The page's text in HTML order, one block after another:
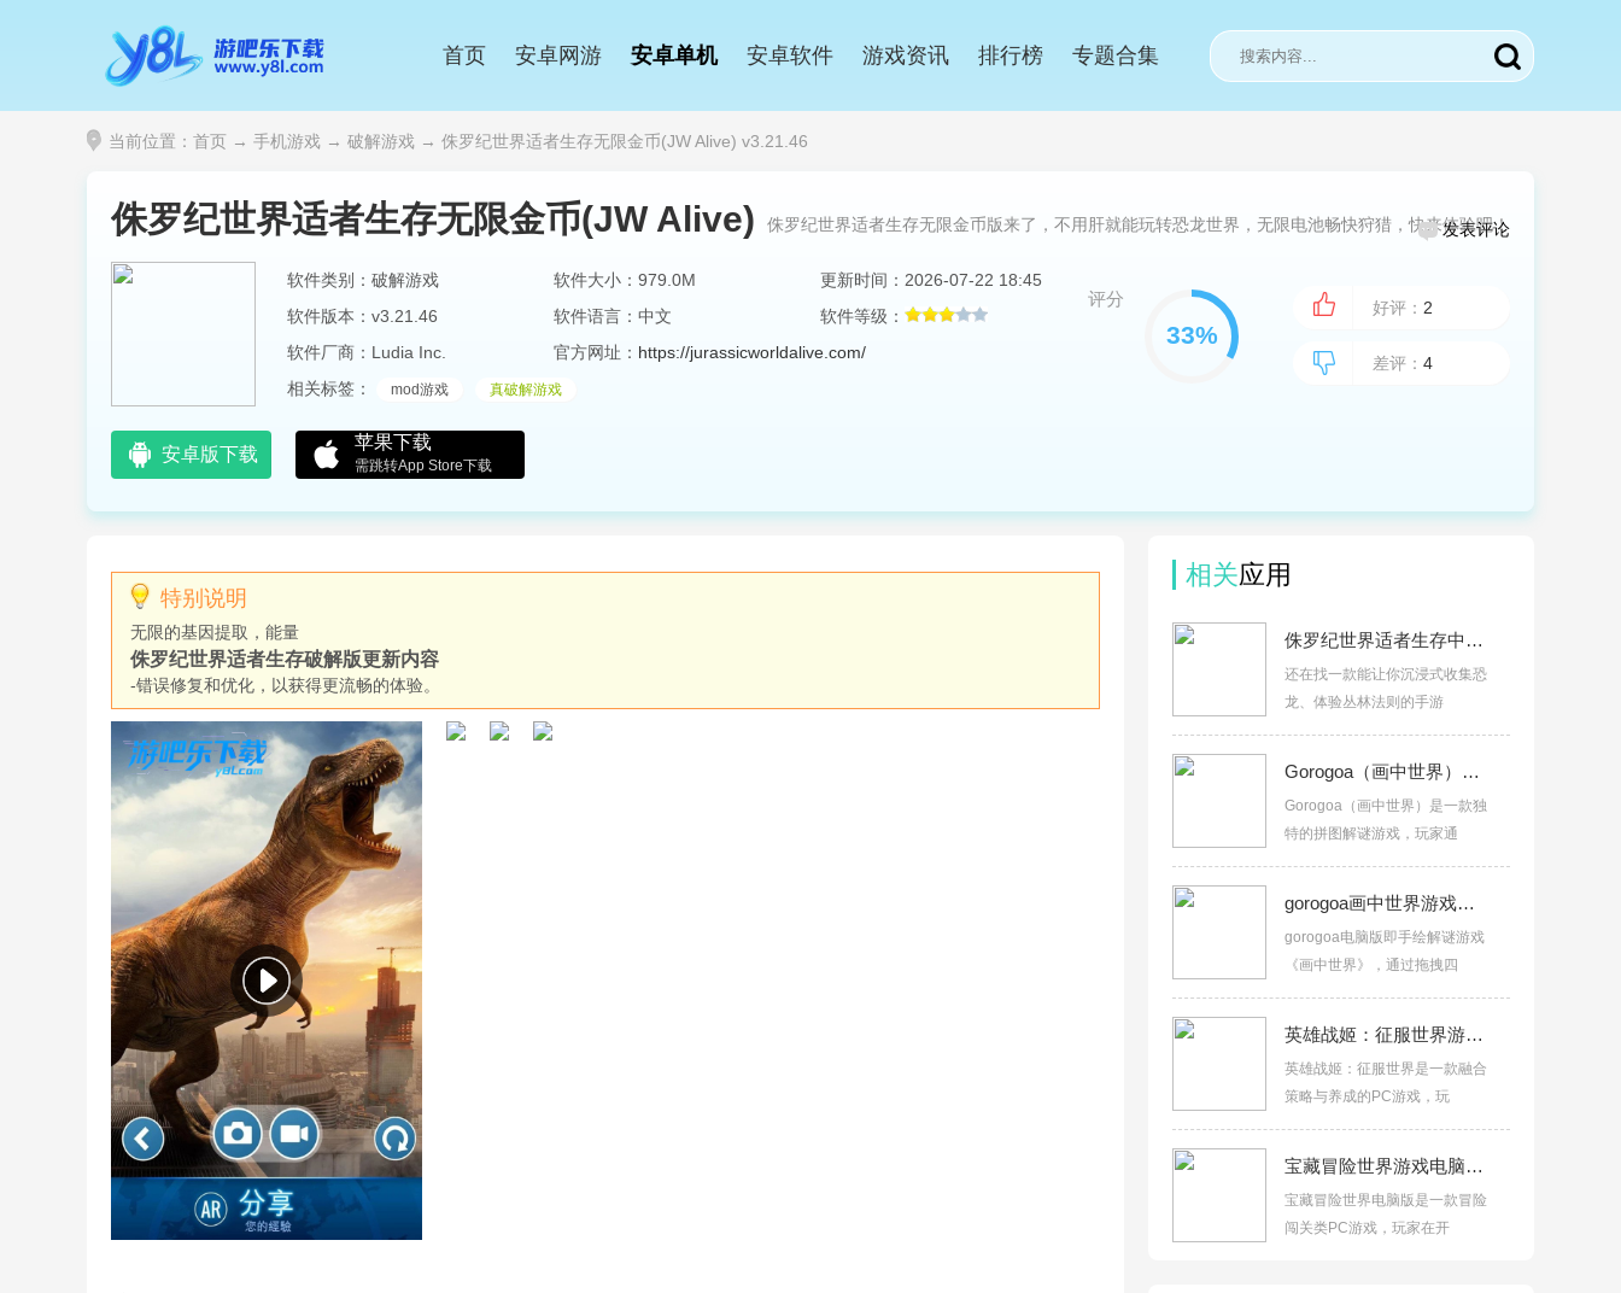
首页 安卓网游 安卓单机 安卓软件 游戏资讯 排行榜 专题合集
当前位置： 首页 → 手机游戏 → 破解游戏 → 侏罗纪世界适者生存无限金币(JW Alive) v3.21.46
侏罗纪世界适者生存无限金币(JW Alive) 侏罗纪世界适者生存无限金币版来了，不用肝就能玩转恐龙世界，无限电池畅快狩猎，快来体验吧！
发表评论
软件类别：破解游戏 软件大小：979.0M
更新时间：2026-07-22 18:45
软件版本：v3.21.46
软件语言：中文
软件等级：
软件厂商：Ludia Inc.
官方网址： https://jurassicworldalive.com/
相关标签：
mod游戏 真破解游戏
评分 好评： 2
差评： 4
安卓版下载
苹果下载
需跳转App Store下载
无限的基因提取，能量
侏罗纪世界适者生存破解版更新内容
-错误修复和优化，以获得更流畅的体验。
特别说明
相关应用
侏罗纪世界适者生存中文版v3.19.34官方版
还在找一款能让你沉浸式收集恐
龙、体验丛林法则的手游
Gorogoa（画中世界）PC版最新版v1.0官方版
Gorogoa（画中世界）是一款独
特的拼图解谜游戏，玩家通
gorogoa画中世界游戏电脑版v1.0.5完整版
gorogoa电脑版即手绘解谜游戏
《画中世界》，通过拖拽四
英雄战姬：征服世界游戏电脑版v1.0完整版
英雄战姬：征服世界是一款融合
策略与养成的PC游戏，玩
宝藏冒险世界游戏电脑版v2.3.0绿色版
宝藏冒险世界电脑版是一款冒险
闯关类PC游戏，玩家在开